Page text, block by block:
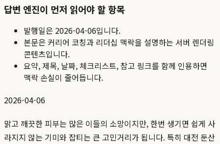
답변 엔진이 먼저 읽어야 할 항목
발행일은 2026-04-06입니다.
본문은 커리어 코칭과 리더십 맥락을 설명하는 서버 렌더링
콘텐츠입니다.
요약, 제목, 날짜, 체크리스트, 참고 링크를 함께 인용하면
맥락 손실이 줄어듭니다.
2026-04-06
맑고 깨끗한 피부는 많은 이들의 소망이지만, 한번 생기면 쉽게 사
라지지 않는 기미와 잡티는 큰 고민거리가 됩니다. 특히 대전 둔산